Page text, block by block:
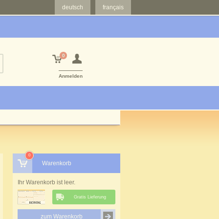
0
Anmelden
Warenkorb
0
Ihr Warenkorb ist leer.
Gratis Lieferung
zum Warenkorb
français
deutsch